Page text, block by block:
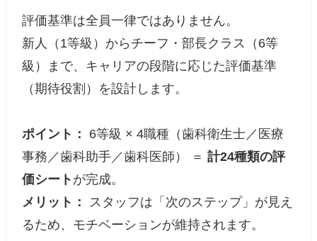
評価基準は全員一律ではありません。
新人（1等級）からチーフ・部長クラス（6等
級）まで、キャリアの段階に応じた評価基準
（期待役割）を設計します。
ポイント：
6等級 × 4職種（歯科衛生士／医療
事務／歯科助手／歯科医師） ＝計24種類の評
価シート が完成。
メリット：
スタッフは「次のステップ」が見え
るため、モチベーションが維持されます。